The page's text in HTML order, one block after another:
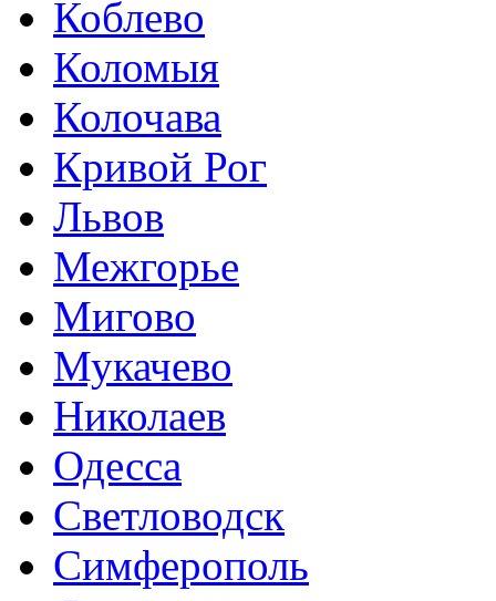
Коблево
Коломыя
Колочава
Кривой Рог
Львов
Межгорье
Мигово
Мукачево
Николаев
Одесса
Светловодск
Симферополь